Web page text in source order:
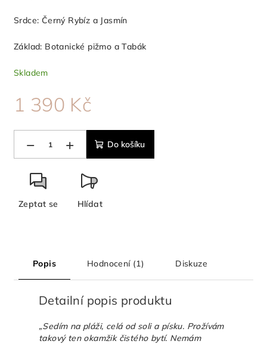
Srdce: Černý Rybíz a Jasmín
Základ: Botanické pižmo a Tabák
1 390 Kč
Skladem
+
− Do košíku
Zeptat se Hlídat
Popis Hodnocení (1) Diskuze
Detailní popis produktu
„Sedím na pláži, celá od soli a písku. Prožívám
takový ten okamžik čistého bytí. Nemám